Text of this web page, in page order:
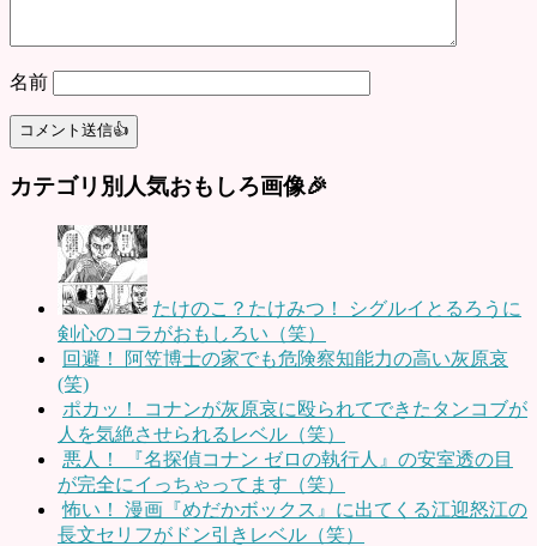
名前
カテゴリ別人気おもしろ画像🎉
たけのこ？たけみつ！ シグルイとるろうに
剣心のコラがおもしろい（笑）
回避！ 阿笠博士の家でも危険察知能力の高い灰原哀
(笑)
ポカッ！ コナンが灰原哀に殴られてできたタンコブが
人を気絶させられるレベル（笑）
悪人！ 『名探偵コナン ゼロの執行人』の安室透の目
が完全にイっちゃってます（笑）
怖い！ 漫画『めだかボックス』に出てくる江迎怒江の
長文セリフがドン引きレベル（笑）